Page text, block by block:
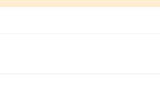
por entero al teatro.
escribe aproximadamente
y 1936, Casona anima y
Casona se da a conocer
caballero de las espuelas de